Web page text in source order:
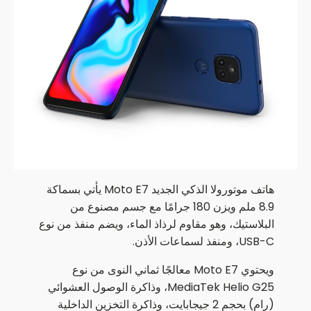
هاتف موتورولا الذكي الجديد Moto E7 يأتي بسماكة
8.9 ملم ويزن 180 جرامًا مع جسم مصنوع من
البلاستيك، وهو مقاوم لرذاذ الماء، ويضم منفذ من نوع
USB-C، ومنفذ لسماعات الأذن.
ويحتوي Moto E7 معالجًا ثماني النوى من نوع
MediaTek Helio G25، وذاكرة الوصول العشوائي
(رام) بحجم 2 جيجابايت، وذاكرة التخزين الداخلية